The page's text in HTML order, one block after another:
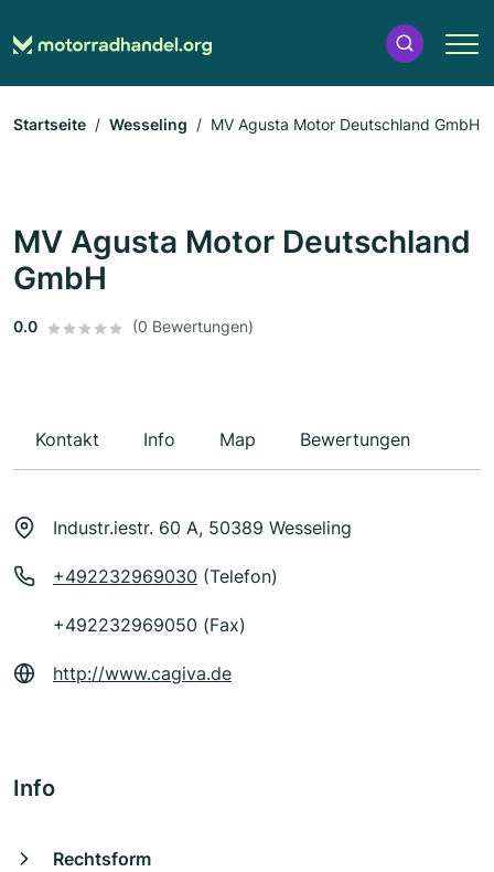
Startseite Wesseling MV Agusta Motor Deutschland GmbH
MV Agusta Motor Deutschland
GmbH
0.0 (0 Bewertungen)
Kontakt Info Map Bewertungen
Industr.iestr. 60 A, 50389 Wesseling
+492232969030 (Telefon)
+492232969050 (Fax)
http://www.cagiva.de
Info
Rechtsform